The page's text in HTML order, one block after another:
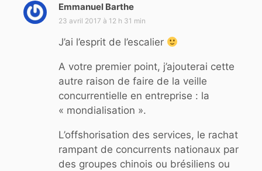
Emmanuel Barthe
i
23 avril 2017 à 12 h 31 min
J’ai l’esprit de l’escalier
A votre premier point, j’ajouterai cette
autre raison de faire de la veille
concurrentielle en entreprise : la
« mondialisation ».
L’offshorisation des services, le rachat
rampant de concurrents nationaux par
des groupes chinois ou brésiliens ou